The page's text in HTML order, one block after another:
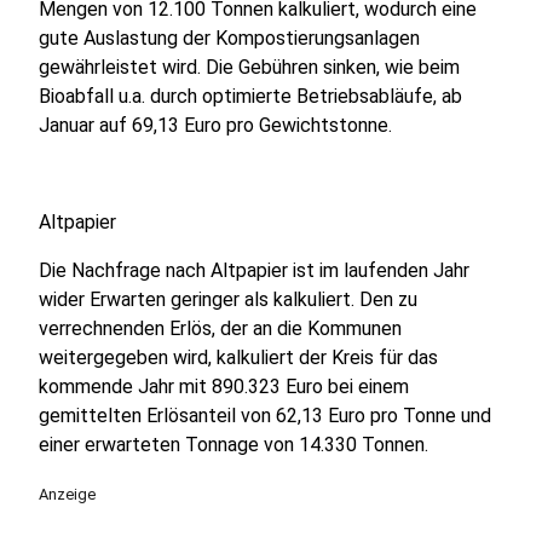
Mengen von 12.100 Tonnen kalkuliert, wodurch eine
gute Auslastung der Kompostierungsanlagen
gewährleistet wird. Die Gebühren sinken, wie beim
Bioabfall u.a. durch optimierte Betriebsabläufe, ab
Januar auf 69,13 Euro pro Gewichtstonne.
Altpapier
Die Nachfrage nach Altpapier ist im laufenden Jahr
wider Erwarten geringer als kalkuliert. Den zu
verrechnenden Erlös, der an die Kommunen
weitergegeben wird, kalkuliert der Kreis für das
kommende Jahr mit 890.323 Euro bei einem
gemittelten Erlösanteil von 62,13 Euro pro Tonne und
einer erwarteten Tonnage von 14.330 Tonnen.
Anzeige